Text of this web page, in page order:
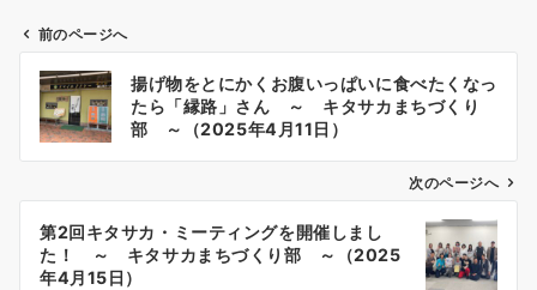
ビ
前のページへ
揚げ物をとにかくお腹いっぱいに食べたくなっ
たら「縁路」さん ～ キタサカまちづくり
部 ～（2025年4月11日）
次のページへ
第2回キタサカ・ミーティングを開催しまし
た！ ～ キタサカまちづくり部 ～（2025
年4月15日）